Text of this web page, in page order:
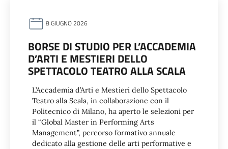
8 GIUGNO 2026
BORSE DI STUDIO PER L’ACCADEMIA
D’ARTI E MESTIERI DELLO
SPETTACOLO TEATRO ALLA SCALA
L’Accademia d’Arti e Mestieri dello Spettacolo
Teatro alla Scala, in collaborazione con il
Politecnico di Milano, ha aperto le selezioni per
il “Global Master in Performing Arts
Management”, percorso formativo annuale
dedicato alla gestione delle arti performative e